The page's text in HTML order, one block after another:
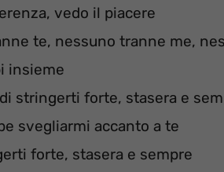
vedo il piacere
te, nessuno tranne me,
insieme
stringerti forte, stasera e
svegliarmi accanto a te
forte, stasera e sempre